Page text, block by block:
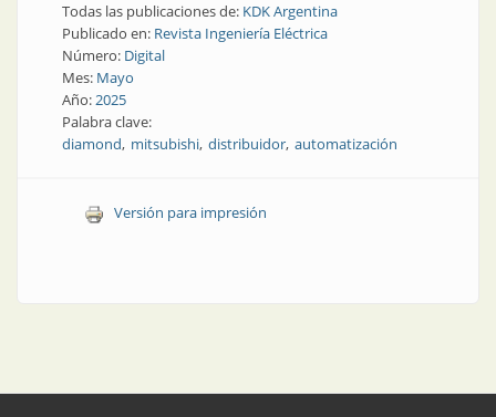
Todas las publicaciones de: KDK Argentina
Publicado en: Revista Ingeniería Eléctrica
Número: Digital
Mes: Mayo
Año:2025
Palabra clave:
diamond mitsubishi distribuidor automatización
Versión para impresión